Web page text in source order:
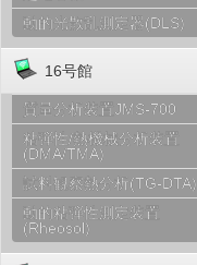
動的光散乱測定器(DLS)
16号館
質量分析装置JMS-700
粘弾性/熱機械分析装置
(DMA/TMA)
試料観察熱分析(TG-DTA)
動的粘弾性測定装置
(Rheosol)